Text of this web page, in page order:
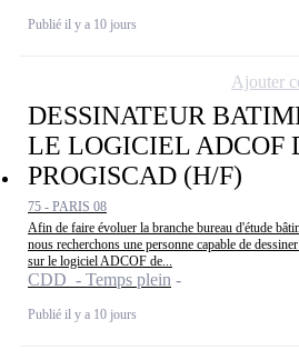
Publié il y a 10 jours
DESSINATEUR
LE LOGICIEL ADCOF
PROGISCAD (H/F)
75 - PARIS 08
Afin de faire évoluer la branche bureau d'étude
nous recherchons une personne capable de
sur le logiciel ADCOF de...
CDD - Temps plein
Publié il y a 10 jours
Ajouter